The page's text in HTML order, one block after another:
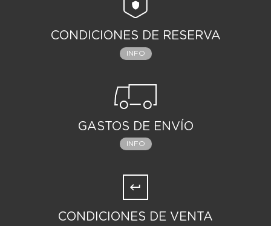
CONDICIONES DE RESERVA
INFO
GASTOS DE ENVÍO
INFO
CONDICIONES DE VENTA